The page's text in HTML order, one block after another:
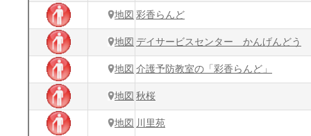
地図 彩香らんど
地図 デイサービスセンター かんげんどう
地図 介護予防教室の「彩香らんど」
地図 秋桜
地図 川里苑